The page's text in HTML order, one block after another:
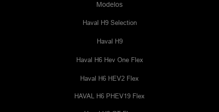
Modelos
Haval H9 Selection
Haval H9
Haval H6 Hev One Flex
Haval H6 HEV2 Flex
HAVAL H6 PHEV19 Flex